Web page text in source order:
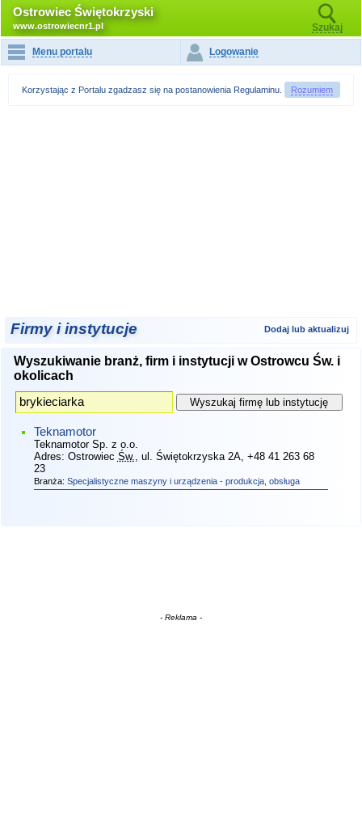
Ostrowiec Świętokrzyski
www.ostrowiecnr1.pl Szukaj
Menu portalu Logowanie
Korzystając z Portalu zgadzasz się na postanowienia Regulaminu Rozumiem
Firmy i instytucje Dodaj lub aktualizuj
Wyszukiwanie branż, firm i instytucji w Ostrowcu Św. i
okolicach
Teknamotor
Teknamotor Sp. z o.o.
Adres: Ostrowiec Św. , ul. Świętokrzyska 2A, +48 41 263 68
23
Branża: Specjalistyczne maszyny i urządzenia - produkcja, obsługa
- Reklama -